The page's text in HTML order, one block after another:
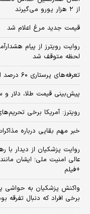
از ۲ هزار یورو می‌گیرند
قیمت جدید مرغ اعلام شد
روایت رویترز از پیام
لحظه متوقف شد
تعرفه‌های پرستاری ۶۰ درصد افزایش یافت
پیش‌بینی قیمت طلا، دلار و سکه
رویترز: آمریکا برخی
خبر مهم بقایی درباره
روایت پزشکیان از دیدار با
عالی امنیت ملی؛ ایشان
+فیلم
واکنش پزشکیان به حواشی
برخی افراد که دنبال تفرقه